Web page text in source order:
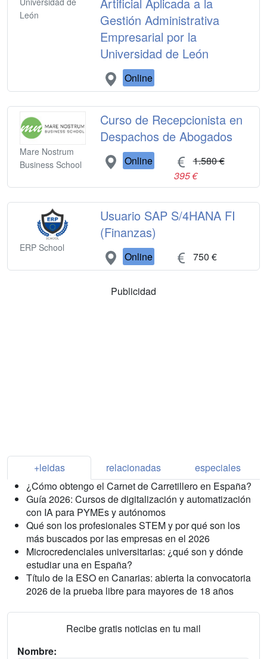
León
Artificial Aplicada a la
Gestión Administrativa
Empresarial por la
Universidad de León
Online
Mare Nostrum
Business School
Curso de Recepcionista en
Despachos de Abogados
Online
1.580 €
395 €
ERP School
Usuario SAP S/4HANA FI
(Finanzas)
Online 750 €
Publicidad
+leidas relacionadas
especiales
¿Cómo obtengo el Carnet de Carretillero en España?
Guía 2026: Cursos de digitalización y automatización
con IA para PYMEs y autónomos
Qué son los profesionales STEM y por qué son los
más buscados por las empresas en el 2026
Microcredenciales universitarias: ¿qué son y dónde
estudiar una en España?
Título de la ESO en Canarias: abierta la convocatoria
2026 de la prueba libre para mayores de 18 años
Recibe gratis noticias en tu mail
Nombre: